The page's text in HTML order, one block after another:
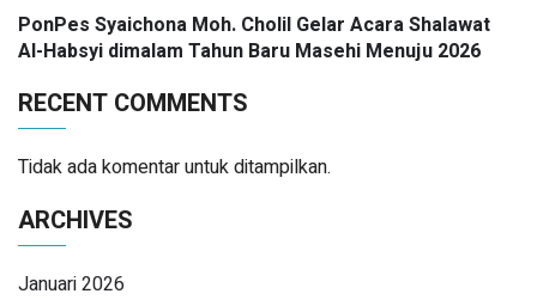
PonPes Syaichona Moh. Cholil Gelar Acara Shalawat
Al-Habsyi dimalam Tahun Baru Masehi Menuju 2026
RECENT COMMENTS
Tidak ada komentar untuk ditampilkan.
ARCHIVES
Januari 2026